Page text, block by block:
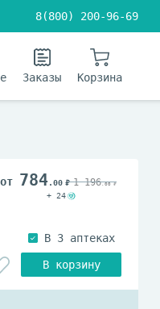
8(800) 200-96-69
Заказы Корзина
784.00 1 196.00
+ 24